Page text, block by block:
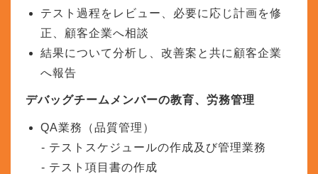
テスト過程をレビュー、必要に応じ計画を修
正、顧客企業へ相談
結果について分析し、改善案と共に顧客企業
へ報告
デバッグチームメンバーの教育、労務管理
QA業務（品質管理）
テストスケジュールの作成及び管理業務
テスト項目書の作成